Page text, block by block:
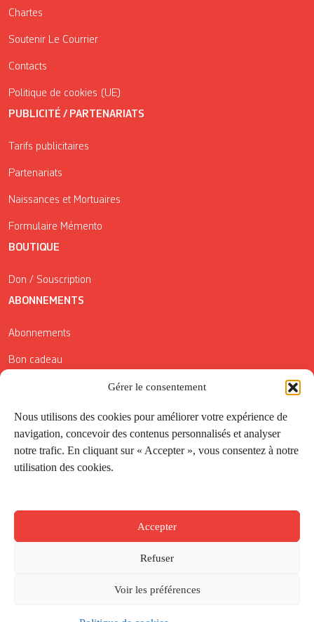
Gérer le consentement
Nous utilisons des cookies pour améliorer votre expérience de
navigation, concevoir des contenus personnalisés et analyser
notre trafic. En cliquant sur « Accepter », vous consentez à notre
utilisation des cookies.
Accepter
Refuser
Voir les préférences
Chartes
Soutenir Le Courrier
Contacts
Politique de cookies (UE)
PUBLICITÉ / PARTENARIATS
Tarifs publicitaires
Partenariats
Naissances et Mortuaires
Formulaire Mémento
BOUTIQUE
Don / Souscription
ABONNEMENTS
Abonnements
Bon cadeau
Conditions générales de vente
Réductions de la Carte Côté Courrier
Application